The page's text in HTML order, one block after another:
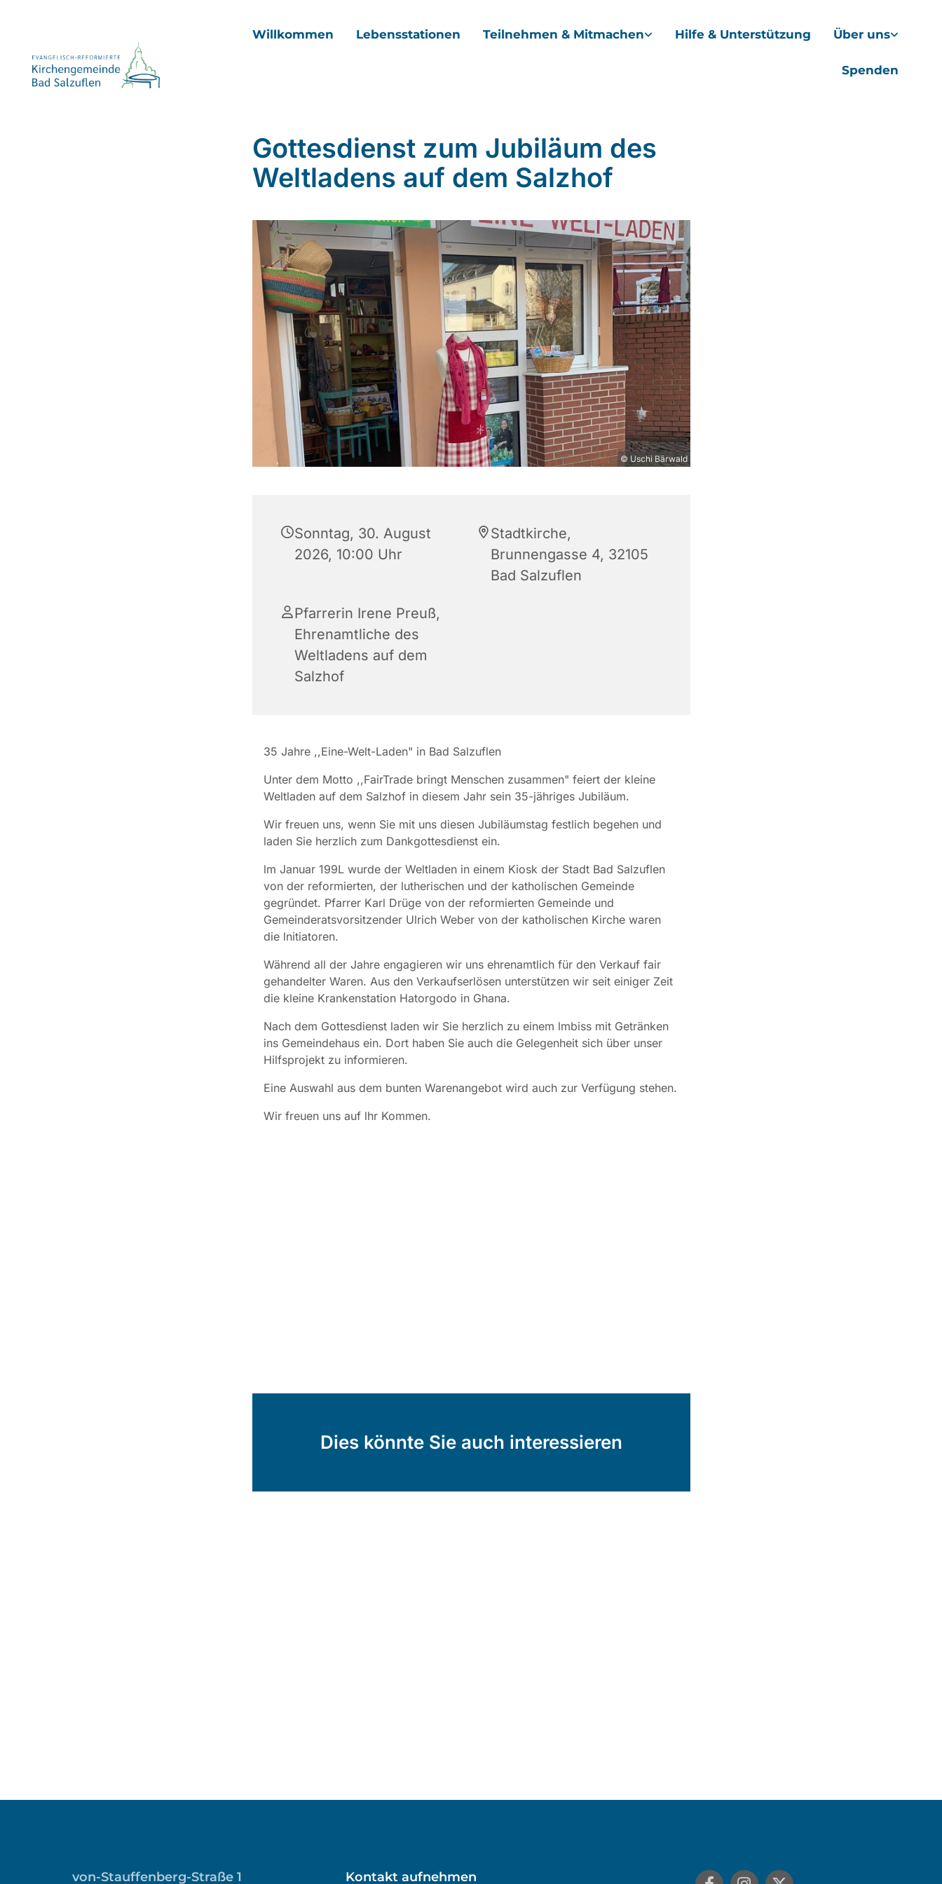
Willkommen Lebensstationen Teilnehmen & Mitmachen Hilfe & Unterstützung Über uns
Spenden
Gottesdienst zum Jubiläum des
Weltladens auf dem Salzhof
© Uschi Bärwald
Sonntag, 30. August
2026, 10:00 Uhr
Stadtkirche,
Brunnengasse 4, 32105
Bad Salzuflen
Pfarrerin Irene Preuß,
Ehrenamtliche des
Weltladens auf dem
Salzhof
35 Jahre ,,Eine-Welt-Laden" in Bad Salzuflen
Unter dem Motto ,,FairTrade bringt Menschen zusammen" feiert der kleine
Weltladen auf dem Salzhof in diesem Jahr sein 35-jähriges Jubiläum.
Wir freuen uns, wenn Sie mit uns diesen Jubiläumstag festlich begehen und
laden Sie herzlich zum Dankgottesdienst ein.
lm Januar 199L wurde der Weltladen in einem Kiosk der Stadt Bad Salzuflen
von der reformierten, der lutherischen und der katholischen Gemeinde
gegründet. Pfarrer Karl Drüge von der reformierten Gemeinde und
Gemeinderatsvorsitzender Ulrich Weber von der katholischen Kirche waren
die lnitiatoren.
Während all der Jahre engagieren wir uns ehrenamtlich für den Verkauf fair
gehandelter Waren. Aus den Verkaufserlösen unterstützen wir seit einiger Zeit
die kleine Krankenstation Hatorgodo in Ghana.
Nach dem Gottesdienst laden wir Sie herzlich zu einem lmbiss mit Getränken
ins Gemeindehaus ein. Dort haben Sie auch die Gelegenheit sich über unser
Hilfsprojekt zu informieren.
Eine Auswahl aus dem bunten Warenangebot wird auch zur Verfügung stehen.
Wir freuen uns auf lhr Kommen.
Dies könnte Sie auch interessieren
von-Stauffenberg-Straße 1 Kontakt aufnehmen